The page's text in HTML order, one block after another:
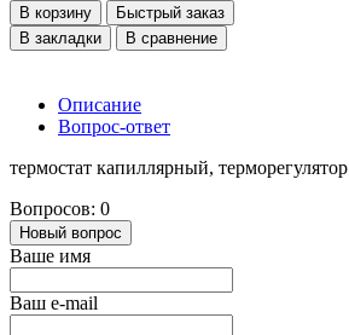
В корзину
Быстрый заказ
В закладки
В сравнение
Описание
Вопрос-ответ
термостат капиллярный, терморегулятор
Вопросов: 0
Новый вопрос
Ваше имя
Ваш e-mail